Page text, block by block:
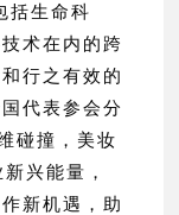
括生命科
术在内的跨
行之有效的
代表参会分
碰撞，美妆
兴能量，
新机遇，助